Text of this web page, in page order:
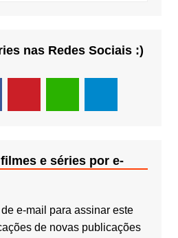
nas Redes Sociais :)
e séries por e-
e-mail para assinar este
de novas publicações